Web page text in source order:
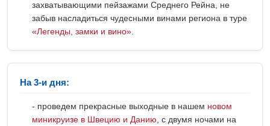
захватывающими пейзажами Среднего Рейна, не
забыв насладиться чудесными винами региона в туре
«Легенды, замки и вино»
На 3-и дня:
- проведем прекрасные выходные в нашем новом
миникруизе в Швецию и Данию , с двумя ночами на